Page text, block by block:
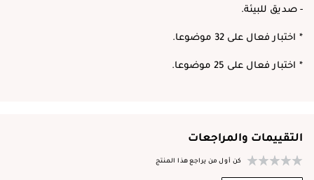
- صديق للبيئة.
* اختبار فعال على 32 موضوعا.
* اختبار فعال على 25 موضوعا.
التقييمات والمراجعات
كن أول من يراجع هذا المنتج